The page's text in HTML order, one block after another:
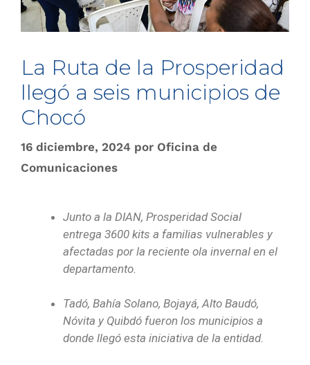
La Ruta de la Prosperidad
llegó a seis municipios de
Chocó
16 diciembre, 2024 por Oficina de
Comunicaciones
Junto a la DIAN, Prosperidad Social
entrega 3600 kits a familias vulnerables y
afectadas por la reciente ola invernal en el
departamento.
Tadó, Bahía Solano, Bojayá, Alto Baudó,
Nóvita y Quibdó fueron los municipios a
donde llegó esta iniciativa de la entidad.